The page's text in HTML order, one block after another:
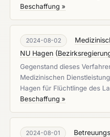
Beschaffung »
2024-08-02
NU Hagen (
Gegenstand dieses
Medizinischen
Hagen für Flüchtlinge des
Beschaffung »
2024-08-01